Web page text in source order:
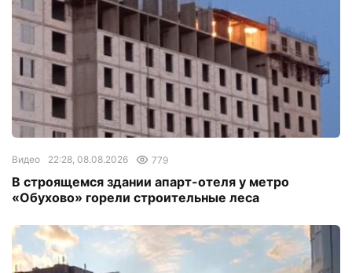
Видео 22:28, 08.08.2026 779
В строящемся здании апарт-отеля у метро
«Обухово» горели строительные леса